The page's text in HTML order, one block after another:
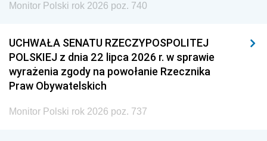
Monitor Polski rok 2026 poz. 740
UCHWAŁA SENATU RZECZYPOSPOLITEJ
POLSKIEJ z dnia 22 lipca 2026 r. w sprawie
wyrażenia zgody na powołanie Rzecznika
Praw Obywatelskich
Monitor Polski rok 2026 poz. 737